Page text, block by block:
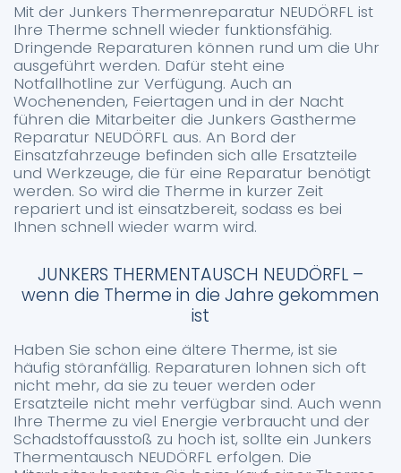
Mit der Junkers Thermenreparatur NEUDÖRFL ist
Ihre Therme schnell wieder funktionsfähig.
Dringende Reparaturen können rund um die Uhr
ausgeführt werden. Dafür steht eine
Notfallhotline zur Verfügung. Auch an
Wochenenden, Feiertagen und in der Nacht
führen die Mitarbeiter die Junkers Gastherme
Reparatur NEUDÖRFL aus. An Bord der
Einsatzfahrzeuge befinden sich alle Ersatzteile
und Werkzeuge, die für eine Reparatur benötigt
werden. So wird die Therme in kurzer Zeit
repariert und ist einsatzbereit, sodass es bei
Ihnen schnell wieder warm wird.
JUNKERS THERMENTAUSCH NEUDÖRFL –
wenn die Therme in die Jahre gekommen
ist
Haben Sie schon eine ältere Therme, ist sie
häufig störanfällig. Reparaturen lohnen sich oft
nicht mehr, da sie zu teuer werden oder
Ersatzteile nicht mehr verfügbar sind. Auch wenn
Ihre Therme zu viel Energie verbraucht und der
Schadstoffausstoß zu hoch ist, sollte ein Junkers
Thermentausch NEUDÖRFL erfolgen. Die